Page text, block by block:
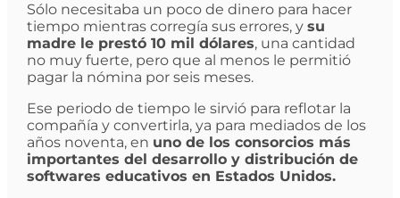
Sólo necesitaba un poco de dinero para hacer
tiempo mientras corregía sus errores, y su
madre le prestó 10 mil dólares, una cantidad
no muy fuerte, pero que al menos le permitió
pagar la nómina por seis meses.
Ese periodo de tiempo le sirvió para reflotar la
compañía y convertirla, ya para mediados de los
años noventa, en uno de los consorcios más
importantes del desarrollo y distribución de
softwares educativos en Estados Unidos.